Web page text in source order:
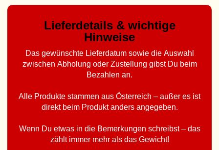
Lieferdetails & wichtige
Hinweise
Das gewünschte Lieferdatum sowie die Auswahl
zwischen Abholung oder Zustellung gibst Du beim
Bezahlen an.
Alle Produkte stammen aus Österreich – außer es ist
direkt beim Produkt anders angegeben.
Wenn Du etwas in die Bemerkungen schreibst – das
zählt immer mehr als das Gewicht!